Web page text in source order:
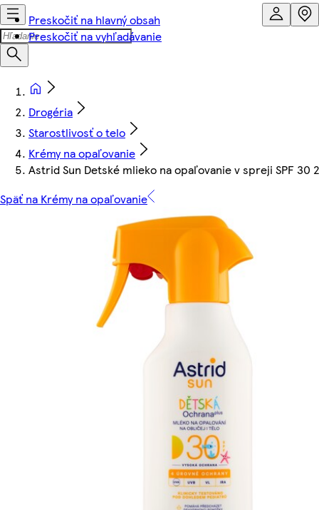
Preskočiť na hlavný obsah
Preskočiť na vyhľadávanie
Drogéria
Starostlivosť o telo
Krémy na opaľovanie
Astrid Sun Detské mlieko na opaľovanie v spreji SPF 30
Späť na Krémy na opaľovanie